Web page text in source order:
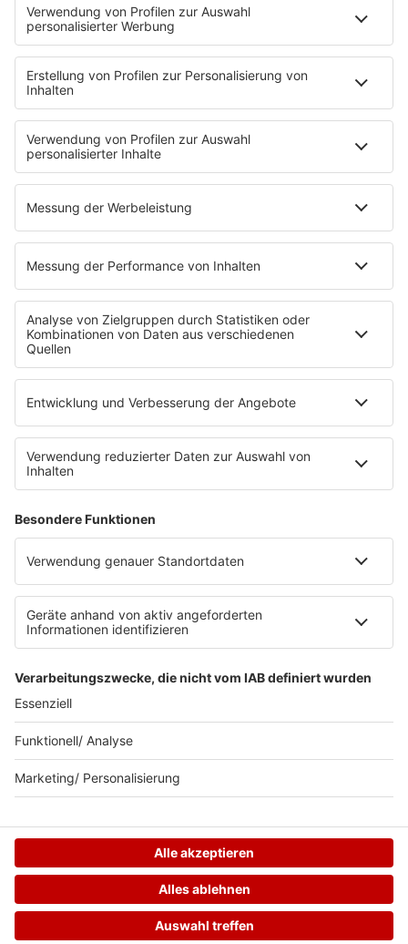
AKTIONEN
Backstagebereich
King of BOB
Beichtstuhl
Neuerscheinung
Newcomer
EVENTS
Konzertkalender
Festivals
Wacken Open Air
SHOP
RADIO BOB!
Impressum
Kontakt
myBOB App
BOB-Plakate & Aufkleber bestellen
Datenschutz
Datenschutzeinstellungen
Teilnahmebedingungen
RADIO BOB! auf radioplayer.de
Partner
Wacken Radio by RADIO BOB!
WERBUNG SCHALTEN
© RADIO BOB GmbH & Co. KG